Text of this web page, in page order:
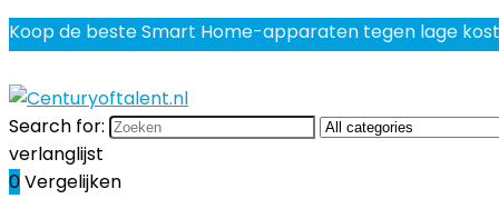
Koop de beste Smart Home-apparaten tegen lage
Search for:
verlanglijst
0Vergelijken